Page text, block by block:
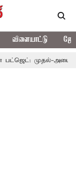
விளையாட்டு
அமைச்சர் விஜய்